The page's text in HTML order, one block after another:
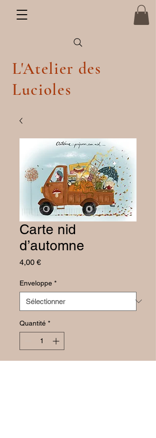
L'Atelier des
Lucioles
Carte nid
d’automne
4,00 €Prix
Enveloppe *
Quantité *